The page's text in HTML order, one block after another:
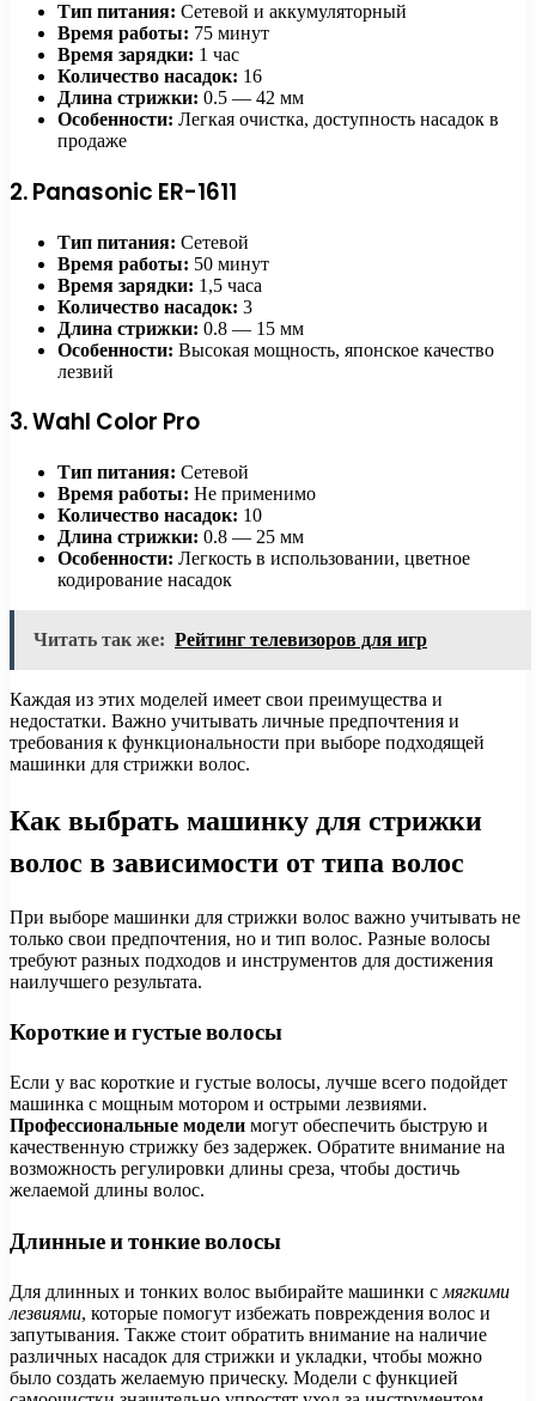
Тип питания: Сетевой и аккумуляторный
Время работы: 75 минут
Время зарядки: 1 час
Количество насадок: 16
Длина стрижки: 0.5 — 42 мм
Особенности: Легкая очистка, доступность насадок в
продаже
2. Panasonic ER-1611
Тип питания: Сетевой
Время работы: 50 минут
Время зарядки: 1,5 часа
Количество насадок: 3
Длина стрижки: 0.8 — 15 мм
Особенности: Высокая мощность, японское качество
лезвий
3. Wahl Color Pro
Тип питания: Сетевой
Время работы: Не применимо
Количество насадок: 10
Длина стрижки: 0.8 — 25 мм
Особенности: Легкость в использовании, цветное
кодирование насадок
Читать так же: Рейтинг телевизоров для игр
Каждая из этих моделей имеет свои преимущества и
недостатки. Важно учитывать личные предпочтения и
требования к функциональности при выборе подходящей
машинки для стрижки волос.
Как выбрать машинку для стрижки
волос в зависимости от типа волос
При выборе машинки для стрижки волос важно учитывать не
только свои предпочтения, но и тип волос. Разные волосы
требуют разных подходов и инструментов для достижения
наилучшего результата.
Короткие и густые волосы
Если у вас короткие и густые волосы, лучше всего подойдет
машинка с мощным мотором и острыми лезвиями.
Профессиональные модели могут обеспечить быструю и
качественную стрижку без задержек. Обратите внимание на
возможность регулировки длины среза, чтобы достичь
желаемой длины волос.
Длинные и тонкие волосы
Для длинных и тонких волос выбирайте машинки с мягкими
лезвиями, которые помогут избежать повреждения волос и
запутывания. Также стоит обратить внимание на наличие
различных насадок для стрижки и укладки, чтобы можно
было создать желаемую прическу. Модели с функцией